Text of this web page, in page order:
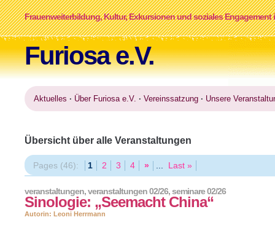
Furiosa e.V.
Frauenweiterbildung, Kultur, Exkursionen und soziales Engagement
Aktuelles · Über Furiosa e.V. · Vereinssatzung · Unsere
Übersicht über alle Veranstaltungen
Pages (46): 1 2 3 4 » ... Last »
Sinologie: „Seemacht China“
veranstaltungen,veranstaltungen 02/26,seminare 02/26
Autorin: Leoni Herrmann